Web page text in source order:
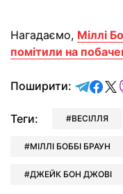
Нагадаємо, Міллі
помітили на
Поширити:
Теги: ВЕСІЛЛЯ
МІЛЛІ БОББІ БРАУН
ДЖЕЙК БОН ДЖОВІ